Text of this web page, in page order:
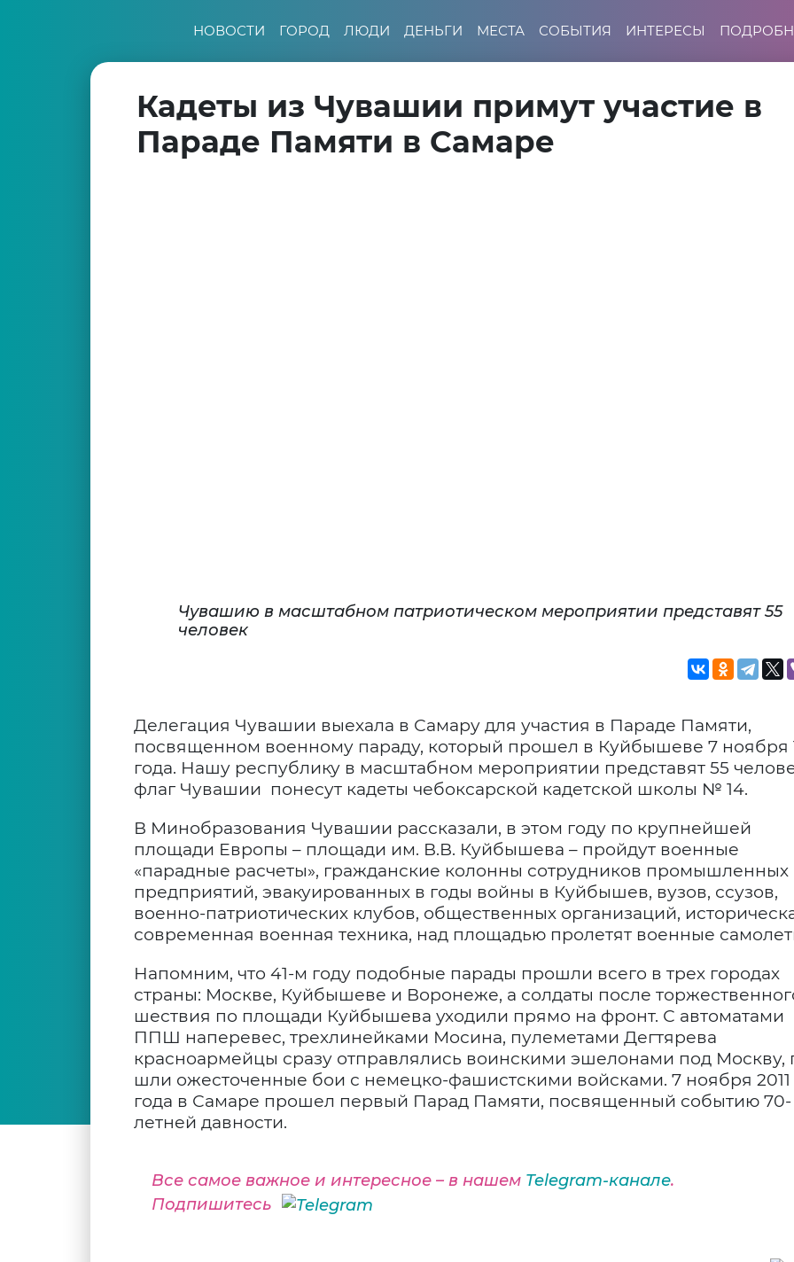
НОВОСТИ ГОРОД ЛЮДИ ДЕНЬГИ МЕСТА СОБЫТИЯ ИНТЕРЕСЫ
Кадеты из Чувашии примут участие в
Параде Памяти в Самаре
Чувашию в масштабном патриотическом мероприятии представят 55
человек
Делегация Чувашии выехала в Самару для участия в Параде Памяти,
посвященном военному параду, который прошел в Куйбышеве 7 ноября
года. Нашу республику в масштабном мероприятии представят 55
флаг Чувашии понесут кадеты чебоксарской кадетской школы № 14.
В Минобразования Чувашии рассказали, в этом году по крупнейшей
площади Европы – площади им. В.В. Куйбышева – пройдут военные
«парадные расчеты», гражданские колонны сотрудников промышленных
предприятий, эвакуированных в годы войны в Куйбышев, вузов, ссузов,
военно-патриотических клубов, общественных организаций,
современная военная техника, над площадью пролетят военные
Напомним, что 41-м году подобные парады прошли всего в трех городах
страны: Москве, Куйбышеве и Воронеже, а солдаты после
шествия по площади Куйбышева уходили прямо на фронт. С автоматами
ППШ наперевес, трехлинейками Мосина, пулеметами Дегтярева
красноармейцы сразу отправлялись воинскими эшелонами под Москву,
шли ожесточенные бои с немецко-фашистскими войсками. 7 ноября 2011
года в Самаре прошел первый Парад Памяти, посвященный событию 70-
летней давности.
Все самое важное и интересное – в нашем Telegram-канале.
Подпишитесь